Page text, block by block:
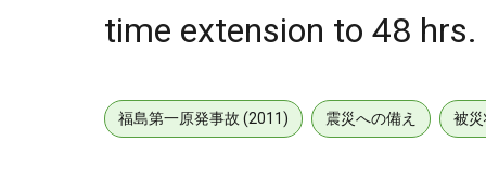
time extension to 48 hrs.
福島第一原発事故 (2011) 震災への備え 被災